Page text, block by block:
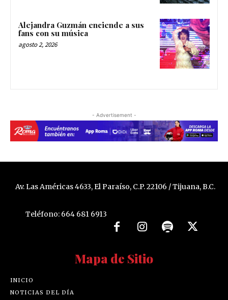
Alejandra Guzmán enciende a sus
fans con su música
agosto 2, 2026
- Advertisement -
Av. Las Américas 4633, El Paraíso, C.P. 22106 / Tijuana, B.C.
Teléfono: 664 681 6913
Mapa de Sitio
INICIO
NOTICIAS DEL DÍA